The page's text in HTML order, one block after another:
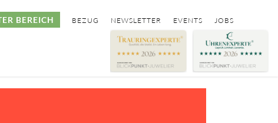
BEREICH BEZUG NEWSLETTER EVENTS JOBS